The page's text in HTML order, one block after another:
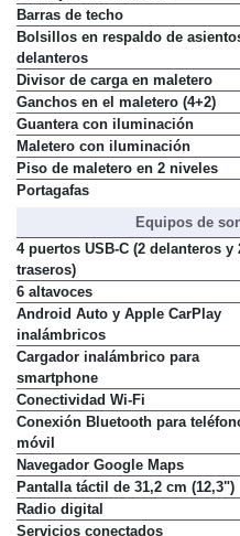
Bandeja cubremaletero
Barras de techo
Bolsillos en respaldo de asientos
delanteros
Divisor de carga en maletero
Ganchos en el maletero (4+2)
Guantera con iluminación
Maletero con iluminación
Piso de maletero en 2 niveles
Equipos de
4 puertos USB-C (2 delanteros y 2
traseros)
6 altavoces
Android Auto y Apple CarPlay
inalámbricos
Cargador inalámbrico para
smartphone
Conectividad Wi-Fi
Conexión Bluetooth para teléfono
móvil
Navegador Google Maps
Pantalla táctil de 31,2 cm (12,3")
Radio digital